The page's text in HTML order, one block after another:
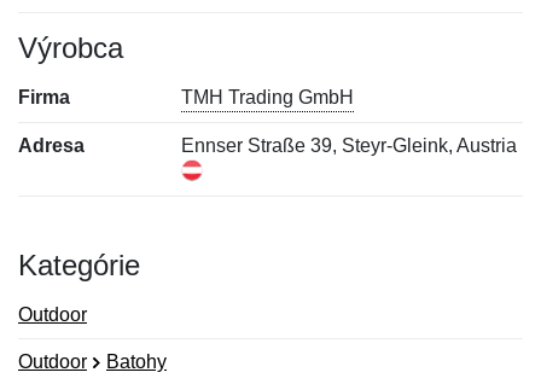
Výrobca
Firma TMH Trading GmbH
Adresa Ennser Straße 39, Steyr-Gleink, Austria
Kategórie
Outdoor
Outdoor Batohy